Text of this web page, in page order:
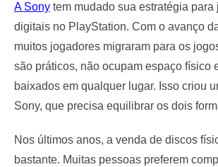
A Sony tem mudado sua estratégia para
digitais no PlayStation. Com o avanço
muitos jogadores migraram para os
são práticos, não ocupam espaço físico
baixados em qualquer lugar. Isso criou
Sony, que precisa equilibrar os dois
Nos últimos anos, a venda de discos
bastante. Muitas pessoas preferem